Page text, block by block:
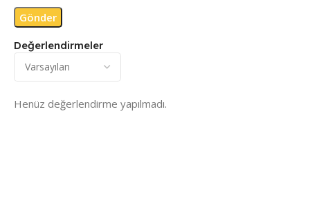
Değerlendirmeler
Henüz değerlendirme yapılmadı.